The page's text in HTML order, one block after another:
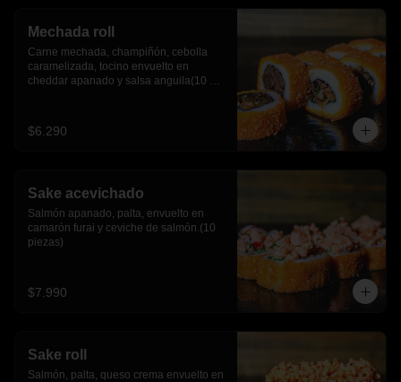
Mechada roll
Carne mechada, champiñón, cebolla
caramelizada, tocino envuelto en
cheddar apanado y salsa anguila(10
$6.290
Sake acevichado
Salmón apanado, palta, envuelto en
camarón furai y ceviche de salmón.(10
piezas)
$7.990
Sake roll
Salmón, palta, queso crema envuelto en